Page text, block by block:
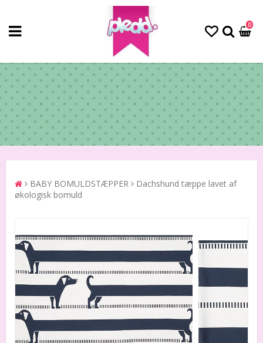
0
BABY BOMULDSTÆPPER
Dachshund tæppe lavet af
økologisk bomuld